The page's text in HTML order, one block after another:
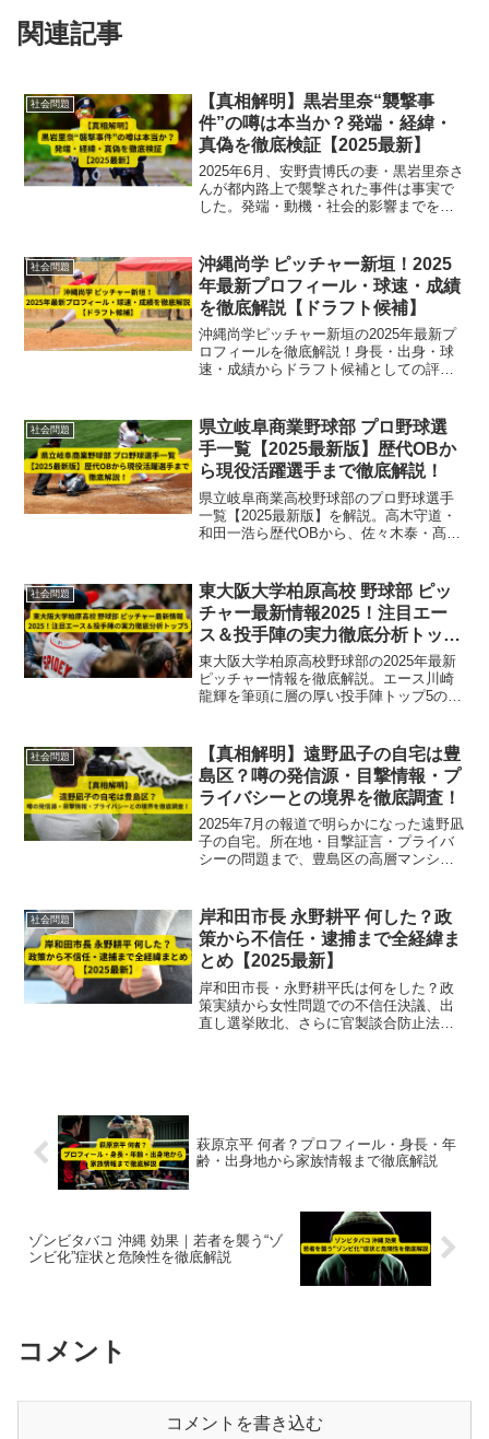
関連記事
社会問題
【真相解明】黒岩里奈“襲撃事
件”の噂は本当か？発端・経緯・
真偽を徹底検証【2025最新】
2025年6月、安野貴博氏の妻・黒岩里奈さ
んが都内路上で襲撃された事件は事実で
した。発端・動機・社会的影響までを徹
社会問題
沖縄尚学 ピッチャー新垣！2025
年最新プロフィール・球速・成績
を徹底解説【ドラフト候補】
沖縄尚学ピッチャー新垣の2025年最新プ
ロフィールを徹底解説！身長・出身・球
速・成績からドラフト候補としての評価
社会問題
県立岐阜商業野球部 プロ野球選
手一覧【2025最新版】歴代OBか
ら現役活躍選手まで徹底解説！
県立岐阜商業高校野球部のプロ野球選手
一覧【2025最新版】を解説。高木守道・
和田一浩ら歴代OBから、佐々木泰・髙木
社会問題
東大阪大学柏原高校 野球部 ピッ
チャー最新情報2025！注目エー
ス＆投手陣の実力徹底分析トップ
5
東大阪大学柏原高校野球部の2025年最新
ピッチャー情報を徹底解説。エース川崎
龍輝を筆頭に層の厚い投手陣トップ5の実
陣の秘密に迫ります。
社会問題
【真相解明】遠野凪子の自宅は豊
島区？噂の発信源・目撃情報・プ
ライバシーとの境界を徹底調査！
2025年7月の報道で明らかになった遠野凪
子の自宅。所在地・目撃証言・プライバ
シーの問題まで、豊島区の高層マンショ
社会問題
岸和田市長 永野耕平 何した？政
策から不信任・逮捕まで全経緯ま
とめ【2025最新】
岸和田市長・永野耕平氏は何をした？政
策実績から女性問題での不信任決議、出
直し選挙敗北、さらに官製談合防止法違
萩原京平 何者？プロフィール・身長・年
齢・出身地から家族情報まで徹底解説
ゾンビタバコ 沖縄 効果｜若者を襲う“ゾ
ンビ化”症状と危険性を徹底解説
コメント
コメントを書き込む